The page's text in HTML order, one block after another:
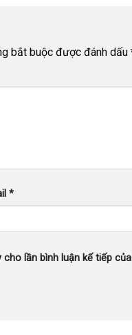
bắt buộc được đánh dấu
*
lần bình luận kế tiếp